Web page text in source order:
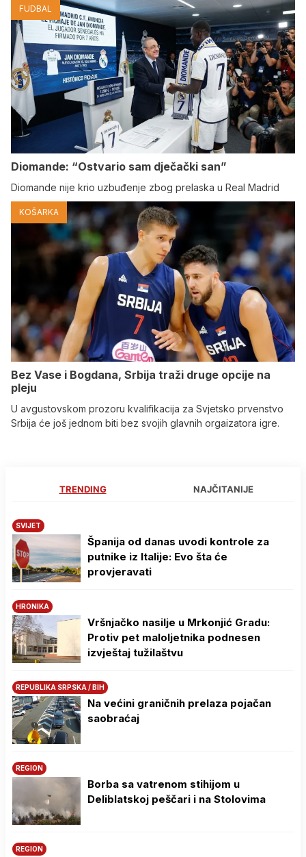
FUDBAL
Diomande: “Ostvario sam dječački san”
Diomande nije krio uzbuđenje zbog prelaska u Real Madrid
KOŠARKA
Bez Vase i Bogdana, Srbija traži druge opcije na
pleju
U avgustovskom prozoru kvalifikacija za Svjetsko prvenstvo
Srbija će još jednom biti bez svojih glavnih orgaizatora igre.
TRENDING NAJČITANIJE
SVIJET
Španija od danas uvodi kontrole za
putnike iz Italije: Evo šta će
provjeravati
HRONIKA
Vršnjačko nasilje u Mrkonjić Gradu:
Protiv pet maloljetnika podnesen
izvještaj tužilaštvu
REPUBLIKA SRPSKA / BIH
Na većini graničnih prelaza pojačan
saobraćaj
REGION
Borba sa vatrenom stihijom u
Deliblatskoj peščari i na Stolovima
REGION